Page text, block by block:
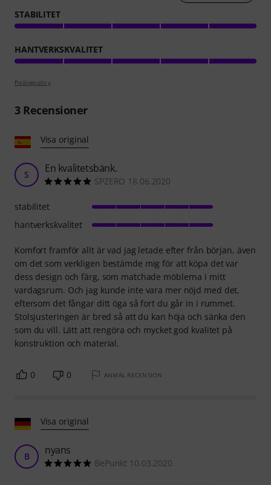
STABILITET
HANTVERKSKVALITET
Poängpolicy
3Recensioner
Visa original
S En kvalitetsbänk.
SPZERO 18.06.2020
Komfort framför allt är vad jag letade efter från början, även
om det som verkligen bestämde mig för att köpa det var
dess design och färg, som matchade möblerna i mitt
vardagsrum. Och jag kunde inte vara mer nöjd med det,
eftersom det fångar ditt öga så fort du går in i rummet.
Stolsjusteringen är bred så att du kan höja och sänka den
som du vill. Lätt att rengöra och mycket god kvalitet på
konstruktion och material.
stabilitet
hantverkskvalitet
0 0 ANMÄL RECENSION
Visa original
B nyans
BePunkt 10.03.2020